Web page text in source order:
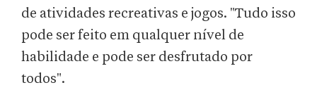
de atividades recreativas e jogos. "Tudo isso
pode ser feito em qualquer nível de
habilidade e pode ser desfrutado por
todos".